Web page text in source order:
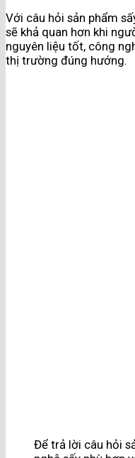
Với câu hỏi sản phẩm
sẽ khả quan hơn khi
nguyên liệu tốt, công
thị trường đúng hướng.
Để trả lời câu hỏi